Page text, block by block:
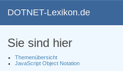
DOTNET-Lexikon.de
Sie sind hier
Themenübersicht
JavaScript Object Notation